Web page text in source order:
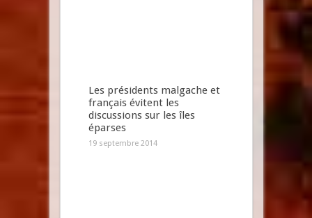
Les présidents malgache et
français évitent les
discussions sur les îles
éparses
19 septembre 2014